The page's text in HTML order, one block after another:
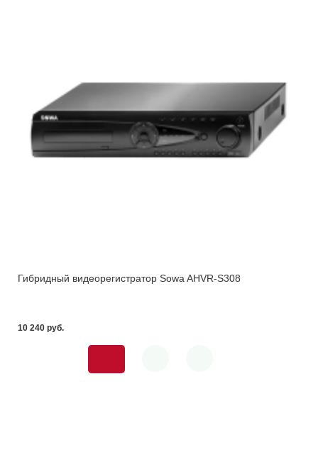
Гибридный видеорегистратор Sowa AHVR-S308
10 240 pуб.